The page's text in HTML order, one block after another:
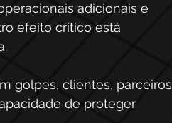
adicionais e
efeito crítico está
golpes, clientes, parceiros
de proteger